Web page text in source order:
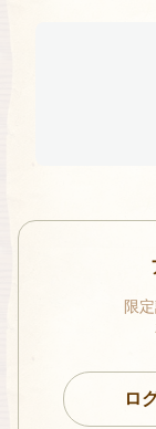
限
ロ